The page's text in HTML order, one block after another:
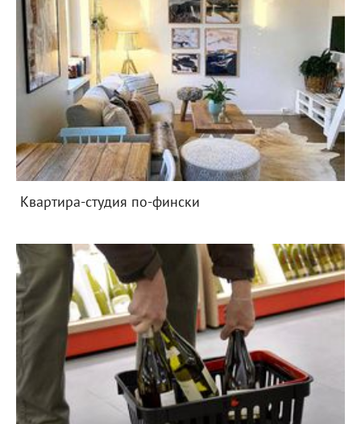
Квартира-студия по-фински